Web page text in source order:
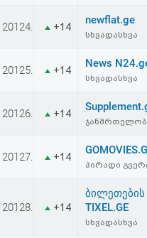
აღდგენა
HTML
სალიცენზიო
შეთანხმება
პასუხისმგებლობის
20124. +14
newflat.ge
სხვადასხვა
20125. +14
News
სხვადასხვა
20126. +14
20127. +14
პირადი
20128. +14
ბილეთების
TIXEL.GE
სხვადასხვა